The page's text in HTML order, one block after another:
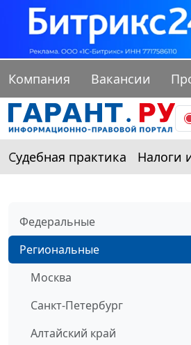
Компания Вакансии
Судебная практика Налоги
Федеральные
Региональные
Москва
Санкт-Петербург
Алтайский край